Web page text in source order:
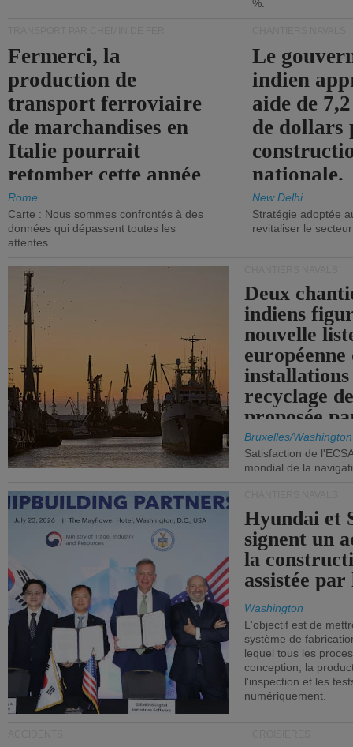
%.
Fermerci, la
production de
transport ferroviaire
de marchandises en
Italie pourrait
retomber cette année
aux niveaux de 2015.
Rome
Carte : Nous sommes confrontés à des
données qui dépassent toutes les
attentes.
Le
indien
aide de
de dollars
nationale.
New Delhi
Stratégie adoptée
revitaliser le secteur
Deux
indiens
nouvelle
européenne
installations
recyclage
proposée
Bruxelles/Washington
Satisfaction de
mondial de la
Hyundai et
signent un
la
assistée
Washington
L'objectif est de
système de
lequel tous les
conception, la
l'inspection et les
numériquement.